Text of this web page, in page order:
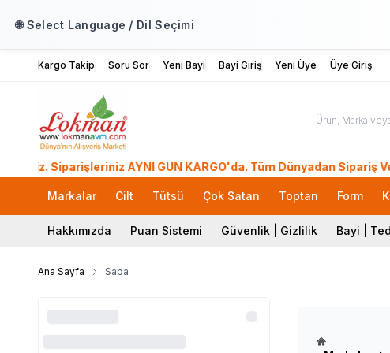
🌐 Select Language / Dil Seçimi
Kargo Takip Soru Sor Yeni Bayi Bayi Giriş Yeni Üye Üye Giriş
Siparişleriniz AYNI GÜN KARGO'da. Tüm Dünyadan Sipariş Ver!
Markalar Cilt Tütsü Çok Satan Toptan Form
Hakkımızda Puan Sistemi Güvenlik | Gizlilik Bayi |
Ana Sayfa Saba